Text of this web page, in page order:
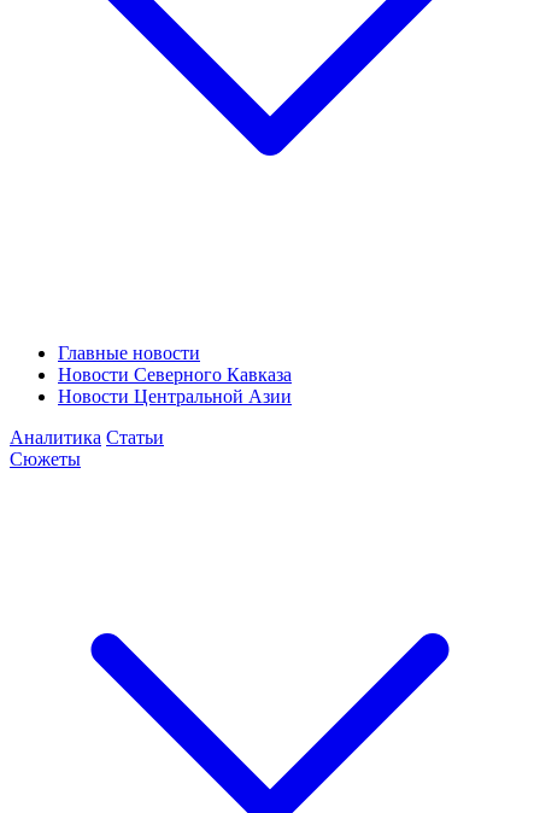
Главные новости
Новости Северного Кавказа
Новости Центральной Азии
Аналитика Статьи
Сюжеты